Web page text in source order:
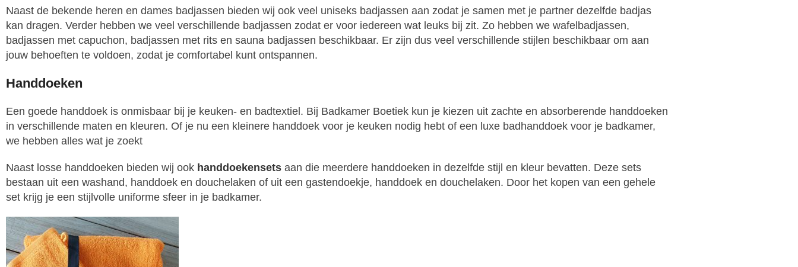
Naast de bekende heren en dames badjassen bieden wij ook veel uniseks badjassen aan zodat je samen met je partner dezelfde badjas
kan dragen. Verder hebben we veel verschillende badjassen zodat er voor iedereen wat leuks bij zit. Zo hebben we wafelbadjassen,
badjassen met capuchon, badjassen met rits en sauna badjassen beschikbaar. Er zijn dus veel verschillende stijlen beschikbaar om aan
jouw behoeften te voldoen, zodat je comfortabel kunt ontspannen.
Handdoeken
Een goede handdoek is onmisbaar bij je keuken- en badtextiel. Bij Badkamer Boetiek kun je kiezen uit zachte en absorberende handdoeken
in verschillende maten en kleuren. Of je nu een kleinere handdoek voor je keuken nodig hebt of een luxe badhanddoek voor je badkamer,
we hebben alles wat je zoekt
Naast losse handdoeken bieden wij ook handdoekensets aan die meerdere handdoeken in dezelfde stijl en kleur bevatten. Deze sets
bestaan uit een washand, handdoek en douchelaken of uit een gastendoekje, handdoek en douchelaken. Door het kopen van een gehele
set krijg je een stijlvolle uniforme sfeer in je badkamer.